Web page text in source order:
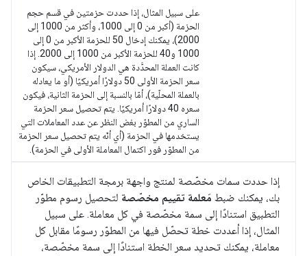
على سبيل المثال، إذا حددت حزمتين في قسم حجم
الحزمة (أكبر من 0 إلى 1000، وأكثر من 1000 إلى
2000)، يمكنك إدخال 50 للحزمة الأكبر من 0 إلى
1000 و40 للحزمة الأكبر من 1000 إلى 2000. إذا
كانت العملة المحدَّدة هي الدولار الأمريكي، سيكون
سعر الحزمة الأولى 50 دولارًا أمريكيًا (أو ما يعادله
بالعملة المحلّية)، أمّا بالنسبة إلى الحزمة الثانية، فيكون
سعره 40 دولارًا أمريكيًا. يتم تحصيل سعر الحزمة
الساري من المطوّر بغض النظر عن عدد المعاملات التي
يستخدمها في الحزمة (أي أنّه يتم تحصيل سعر الحزمة
من المطوّر فور اكتمال المعاملة الأولى في الحزمة).
إذا حددت سمات مخصّصة لمنتج واجهة برمجة التطبيقات الخاص
بك، يمكنك ضبط مَعلمة تقييم مخصّصة لتحصيل رسوم مطوّر
التطبيق استنادًا إلى سمة مخصّصة في كل معاملة. على سبيل
المثال، إذا أعددت خطة تحصّل فيها من المطوّر رسومًا مقابل كل
معاملة، يمكنك تحديد سعر الخطة استنادًا إلى سمة مخصّصة،